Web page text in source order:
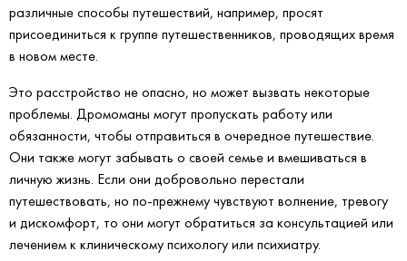
различные способы путешествий, например, просят
присоединиться к группе путешественников, проводящих время
в новом месте.
Это расстройство не опасно, но может вызвать некоторые
проблемы. Дромоманы могут пропускать работу или
обязанности, чтобы отправиться в очередное путешествие.
Они также могут забывать о своей семье и вмешиваться в
личную жизнь. Если они добровольно перестали
путешествовать, но по-прежнему чувствуют волнение, тревогу
и дискомфорт, то они могут обратиться за консультацией или
лечением к клиническому психологу или психиатру.